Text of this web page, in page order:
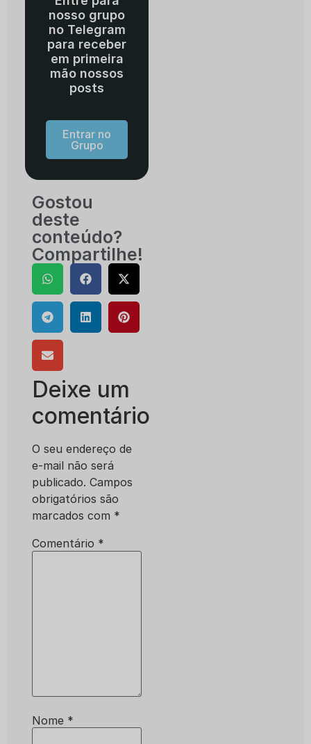
nosso grupo
no Telegram
para receber
em primeira
mão nossos
posts
Entrar no
Grupo
Gostou
deste
conteúdo?
Compartilhe!
Deixe um
comentário
O seu endereço de
e-mail não será
publicado. Campos
obrigatórios são
marcados com *
Comentário *
Nome *